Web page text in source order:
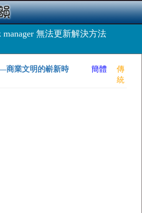
manager 無法更新解決方法
商業文明的嶄新時
簡體
傳
統